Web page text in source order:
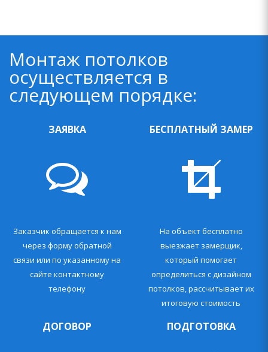
Монтаж потолков
осуществляется в
следующем порядке:
ЗАЯВКА
Заказчик обращается к нам
через форму обратной
связи или по указанному на
сайте контактному
телефону
БЕСПЛАТНЫЙ ЗАМЕР
На объект бесплатно
выезжает замерщик,
который помогает
определиться с дизайном
потолков, рассчитывает их
итоговую стоимость
ДОГОВОР ПОДГОТОВКА